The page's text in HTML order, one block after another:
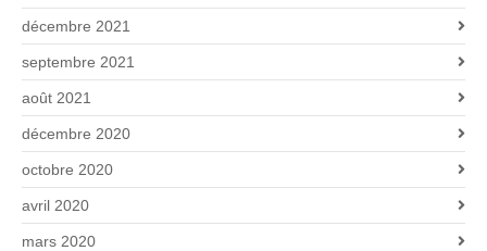
décembre 2021
septembre 2021
août 2021
décembre 2020
octobre 2020
avril 2020
mars 2020